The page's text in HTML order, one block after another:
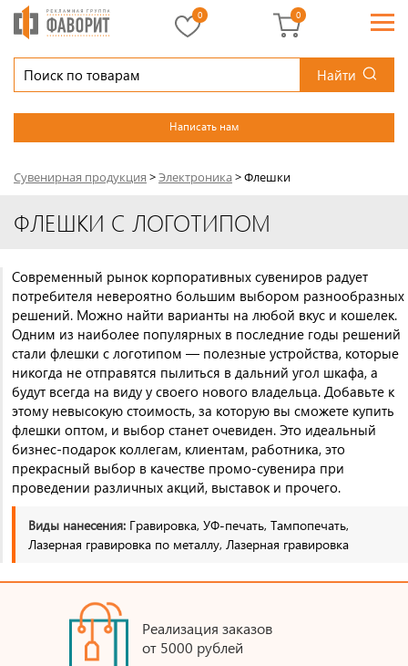
Найти
Написать нам
0 0
Сувенирная продукция >Электроника>Флешки
ФЛЕШКИ С ЛОГОТИПОМ
Современный рынок корпоративных сувениров радует
потребителя невероятно большим выбором разнообразных
решений. Можно найти варианты на любой вкус и кошелек.
Одним из наиболее популярных в последние годы решений
стали флешки с логотипом — полезные устройства, которые
никогда не отправятся пылиться в дальний угол шкафа, а
будут всегда на виду у своего нового владельца. Добавьте к
этому невысокую стоимость, за которую вы сможете купить
флешки оптом, и выбор станет очевиден. Это идеальный
бизнес-подарок коллегам, клиентам, работника, это
прекрасный выбор в качестве промо-сувенира при
проведении различных акций, выставок и прочего.
Виды нанесения: Гравировка, УФ-печать, Тампопечать,
Лазерная гравировка по металлу, Лазерная гравировка
Реализация заказов
от 5000 рублей